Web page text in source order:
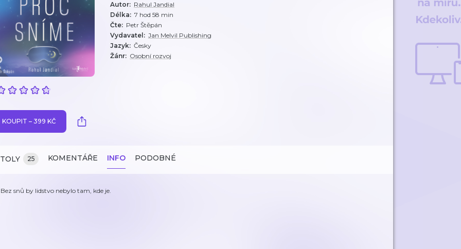
Autor: Rahul Jandial
Délka: 7 hod 58 min
Čte: Petr Štěpán
Vydavatel : Jan Melvil Publishing
Jazyk: Česky
Žánr: Osobní rozvoj
KOUPIT – 399 KČ
25 KOMENTÁŘE INFO PODOBNÉ
Bez snů by lidstvo nebylo tam, kde je.